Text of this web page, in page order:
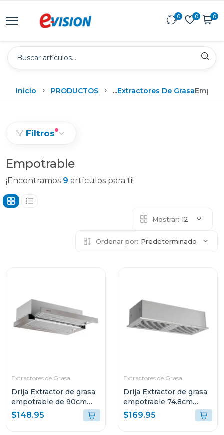
0 0 0
Inicio PRODUCTOS ...Extractores De Grasa
Filtros
Empotrable
¡Encontramos 9 artículos para ti!
Mostrar: 12
Ordenar por: Predeterminado
Extractores de Grasa
Drija Extractor de grasa
empotrable de 90cm
con filtro de acero
aluminio y de carbón
$148.95
Extractores de Grasa
Drija Extractor de grasa
empotrable 74.8cm
acero inoxidable filtro
de acero y de carbón
$169.95